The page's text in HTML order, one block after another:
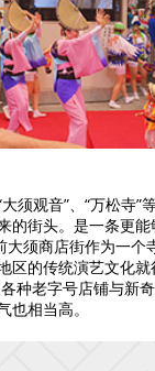
须观音”、“万松寺”
的街头。是一条更
须商店街作为一个
区的传统演艺文化
种老字号店铺与新
也相当高。